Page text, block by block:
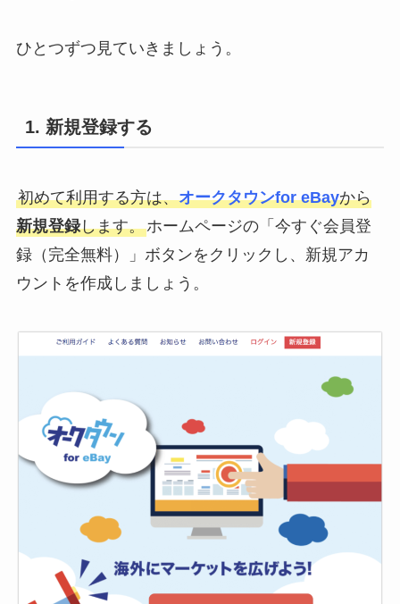
ひとつずつ見ていきましょう。
1. 新規登録する
初めて利用する方は、オークタウンfor eBayから
新規登録します。ホームページの「今すぐ会員登
録（完全無料）」ボタンをクリックし、新規アカ
ウントを作成しましょう。